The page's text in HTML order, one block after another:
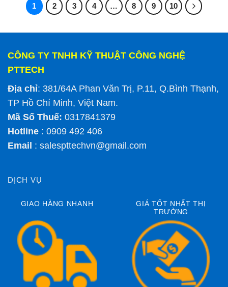
1 2 3 4 … 8 9 10
CÔNG TY TNHH KỸ THUẬT CÔNG NGHỆ
PTTECH
Địa chỉ: 381/64A Phan Văn Trị, P.11, Q.Bình Thạnh,
TP Hồ Chí Minh, Việt Nam.
Mã Số Thuế: 0317841379
Hotline : 0909 492 406
Email : salespttechvn@gmail.com
DỊCH VỤ
GIAO HÀNG NHANH
GIÁ TỐT NHẤT THỊ
TRƯỜNG